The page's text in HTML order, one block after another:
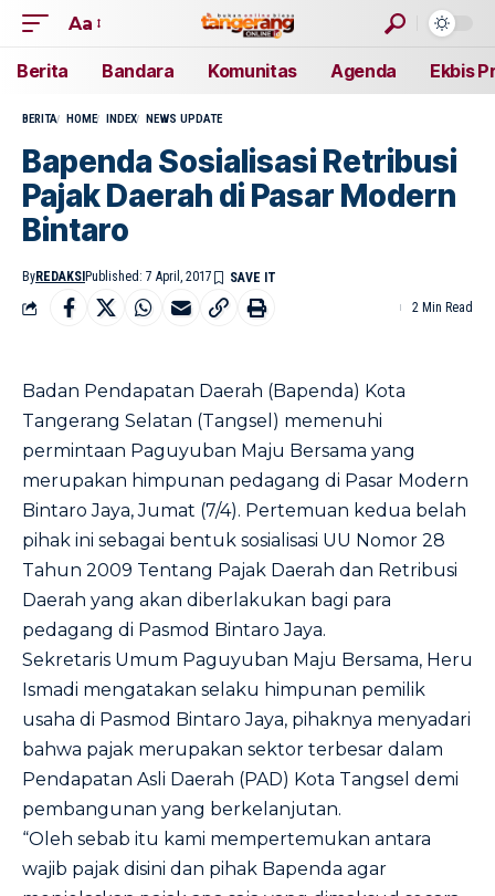
Aa
Berita Bandara Komunitas Agenda Ekbis
BERITA HOME INDEX NEWS UPDATE
Bapenda Sosialisasi Retribusi
Pajak Daerah di Pasar Modern
Bintaro
ByREDAKSI Published: 7 April, 2017
2 Min Read
Badan Pendapatan Daerah (Bapenda) Kota
Tangerang Selatan (Tangsel) memenuhi
permintaan Paguyuban Maju Bersama yang
merupakan himpunan pedagang di Pasar Modern
Bintaro Jaya, Jumat (7/4). Pertemuan kedua belah
pihak ini sebagai bentuk sosialisasi UU Nomor 28
Tahun 2009 Tentang Pajak Daerah dan Retribusi
Daerah yang akan diberlakukan bagi para
pedagang di Pasmod Bintaro Jaya.
Sekretaris Umum Paguyuban Maju Bersama, Heru
Ismadi mengatakan selaku himpunan pemilik
usaha di Pasmod Bintaro Jaya, pihaknya menyadari
bahwa pajak merupakan sektor terbesar dalam
Pendapatan Asli Daerah (PAD) Kota Tangsel demi
pembangunan yang berkelanjutan.
“Oleh sebab itu kami mempertemukan antara
wajib pajak disini dan pihak Bapenda agar